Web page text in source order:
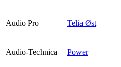
Audio Pro Telia Øst
Audio-Technica Power